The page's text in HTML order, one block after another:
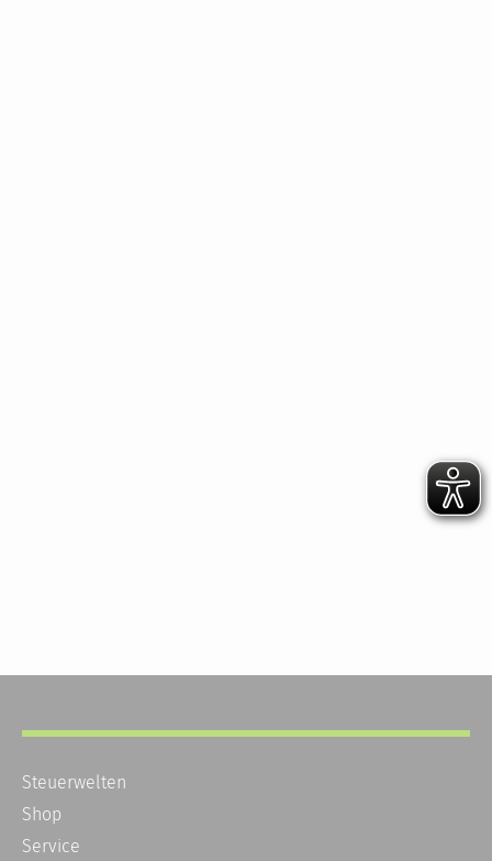
Steuerwelten
Shop
Service